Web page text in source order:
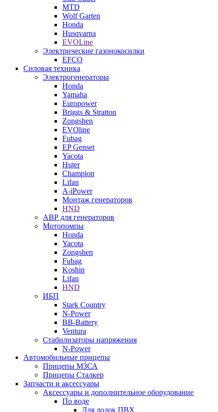
MTD
Wolf Garten
Honda
Husqvarna
EVOLine
Электрические газонокосилки
EFCO
Силовая техника
Электрогенераторы
Honda
Yamaha
Europower
Briggs & Stratton
Zongshen
EVOline
Fubag
EP Genset
Yacota
Huter
Champion
Lifan
A-iPower
Монтаж генераторов
HND
АВР для генераторов
Мотопомпы
Honda
Yacota
Zongshen
Fubag
Koshin
Lifan
HND
ИБП
Stark Country
N-Power
BB-Battery
Ventura
Стабилизаторы напряжения
N-Power
Автомобильные прицепы
Прицепы МЗСА
Прицепы Сталкер
Запчасти и аксессуары
Аксессуары и дополнительное оборудование
По воде
Для лодок ПВХ